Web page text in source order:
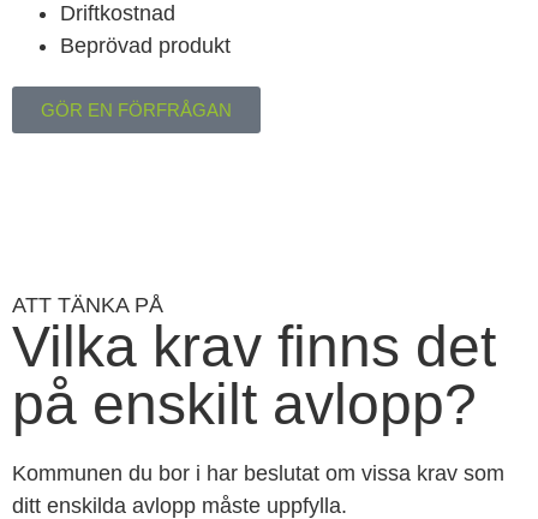
Driftkostnad
Beprövad produkt
GÖR EN FÖRFRÅGAN
Vilka krav finns det
på enskilt avlopp?
Kommunen du bor i har beslutat om vissa krav som
ditt enskilda avlopp måste uppfylla.
ATT TÄNKA PÅ